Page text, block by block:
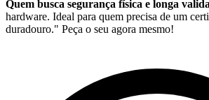
Quem busca segurança física e longa
hardware. Ideal para quem precisa de um
duradouro." Peça o seu agora mesmo!